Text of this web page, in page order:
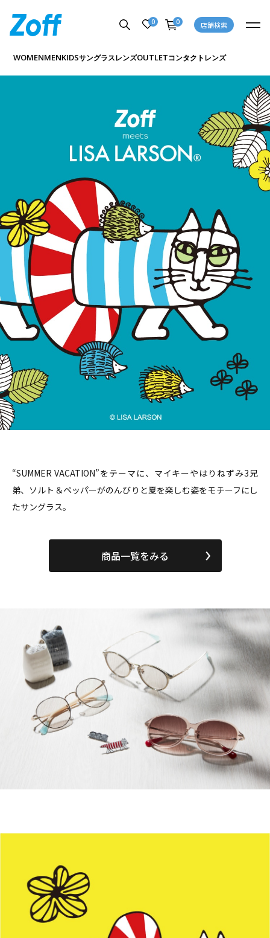
0 0 店舗検索
WOMENMENKIDSサングラスレンズOUTLETコンタクトレンズ
“SUMMER VACATION”をテーマに、 マイキーやはりねずみ3兄
弟、ソルト＆ペッパーがのんびりと夏を楽しむ姿をモチーフにし
たサングラス。
商品一覧をみる